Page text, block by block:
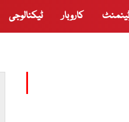
کاروبار ٹیکنالوجی